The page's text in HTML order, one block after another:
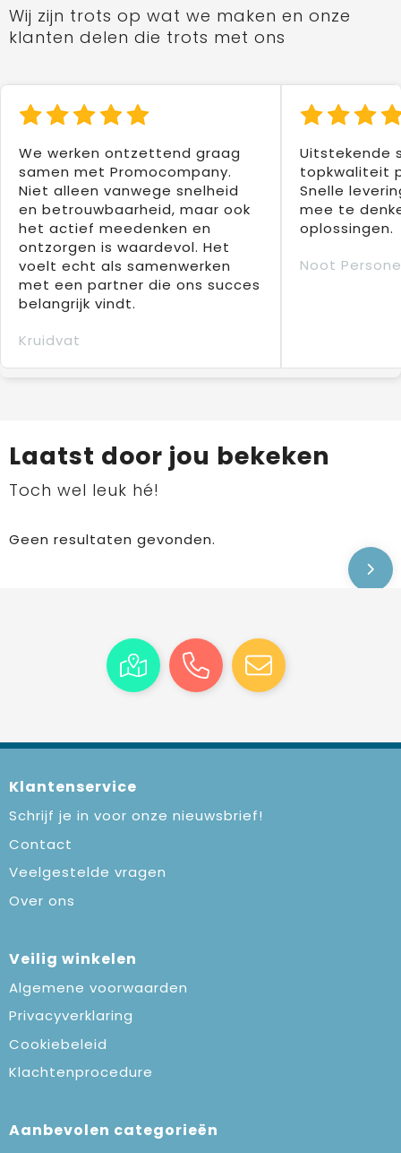
Wij zijn trots op wat we maken en onze
klanten delen die trots met ons
We werken ontzettend graag
samen met Promocompany.
Niet alleen vanwege snelheid
en betrouwbaarheid, maar ook
het actief meedenken en
ontzorgen is waardevol. Het
voelt echt als samenwerken
met een partner die ons succes
belangrijk vindt.
Kruidvat
Uitstekende
topkwaliteit
Snelle
mee te
oplossingen.
Noot
Laatst door jou bekeken
Toch wel leuk hé!
Geen resultaten gevonden.
Klantenservice
Schrijf je in voor onze nieuwsbrief!
Contact
Veelgestelde vragen
Over ons
Veilig winkelen
Algemene voorwaarden
Privacyverklaring
Cookiebeleid
Klachtenprocedure
Aanbevolen categorieën